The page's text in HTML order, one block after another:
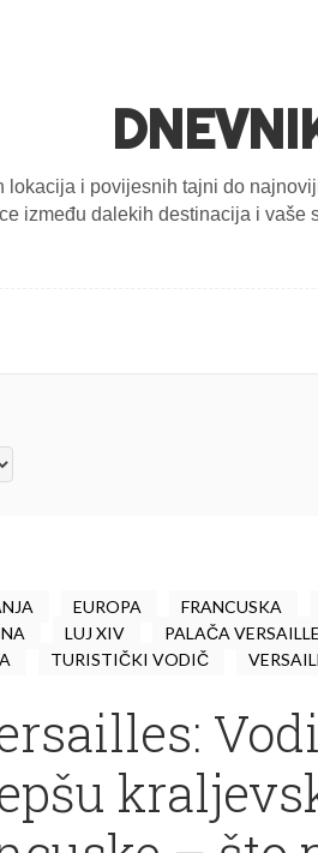
lokacija i povijesnih tajni do
između dalekih destinacija i
EUROPA FRANCUSKA
LUJ XIV PALAČA
TURISTIČKI VODIČ